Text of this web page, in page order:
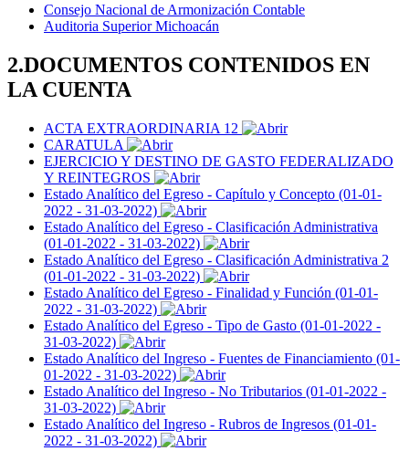
Consejo Nacional de Armonización Contable
Auditoria Superior Michoacán
2.DOCUMENTOS CONTENIDOS EN
LA CUENTA
ACTA EXTRAORDINARIA 12
CARATULA
EJERCICIO Y DESTINO DE GASTO FEDERALIZADO
Y REINTEGROS
Estado Analítico del Egreso - Capítulo y Concepto (01-01-
2022 - 31-03-2022)
Estado Analítico del Egreso - Clasificación Administrativa
(01-01-2022 - 31-03-2022)
Estado Analítico del Egreso - Clasificación Administrativa 2
(01-01-2022 - 31-03-2022)
Estado Analítico del Egreso - Finalidad y Función (01-01-
2022 - 31-03-2022)
Estado Analítico del Egreso - Tipo de Gasto (01-01-2022 -
31-03-2022)
Estado Analítico del Ingreso - Fuentes de Financiamiento (01-
01-2022 - 31-03-2022)
Estado Analítico del Ingreso - No Tributarios (01-01-2022 -
31-03-2022)
Estado Analítico del Ingreso - Rubros de Ingresos (01-01-
2022 - 31-03-2022)